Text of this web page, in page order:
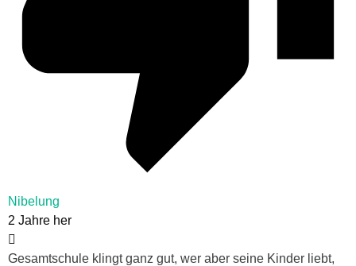
Nibelung
2 Jahre her
Gesamtschule klingt ganz gut, wer aber seine Kinder liebt,